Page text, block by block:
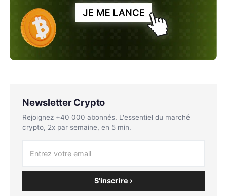
Newsletter Crypto
Rejoignez +40 000 abonnés. L'essentiel du marché
crypto, 2x par semaine, en 5 min.
S'inscrire ›